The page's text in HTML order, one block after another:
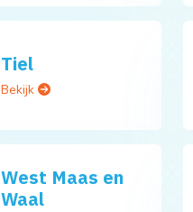
Tiel
Bekijk
West Maas en
Waal